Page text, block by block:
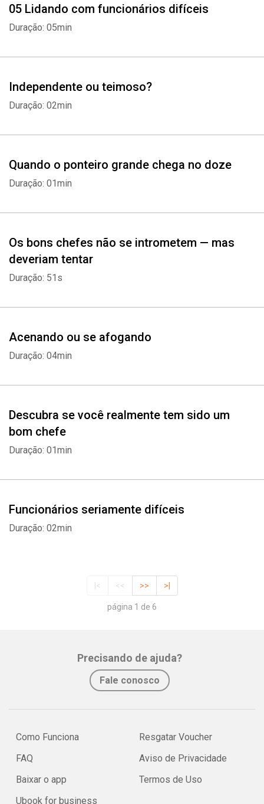
05 Lidando com funcionários difíceis
Duração: 05min
Independente ou teimoso?
Duração: 02min
Quando o ponteiro grande chega no doze
Duração: 01min
Os bons chefes não se intrometem — mas
deveriam tentar
Duração: 51s
Acenando ou se afogando
Duração: 04min
Descubra se você realmente tem sido um
bom chefe
Duração: 01min
Funcionários seriamente difíceis
Duração: 02min
|< << >> >|
página 1 de 6
Precisando de ajuda?
Fale conosco
Como Funciona
FAQ
Baixar o app
Ubook for business
Resgatar Voucher
Aviso de Privacidade
Termos de Uso